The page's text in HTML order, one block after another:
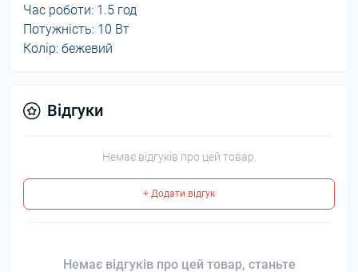
Час роботи: 1.5 год
Потужність: 10 Вт
Колір: бежевий
Відгуки
Немає відгуків про цей товар.
+ Додати відгук
Немає відгуків про цей товар, станьте